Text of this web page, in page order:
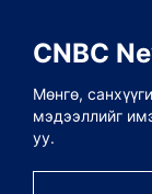
CNBC
Мөнгө,
мэдээллийг
уу.